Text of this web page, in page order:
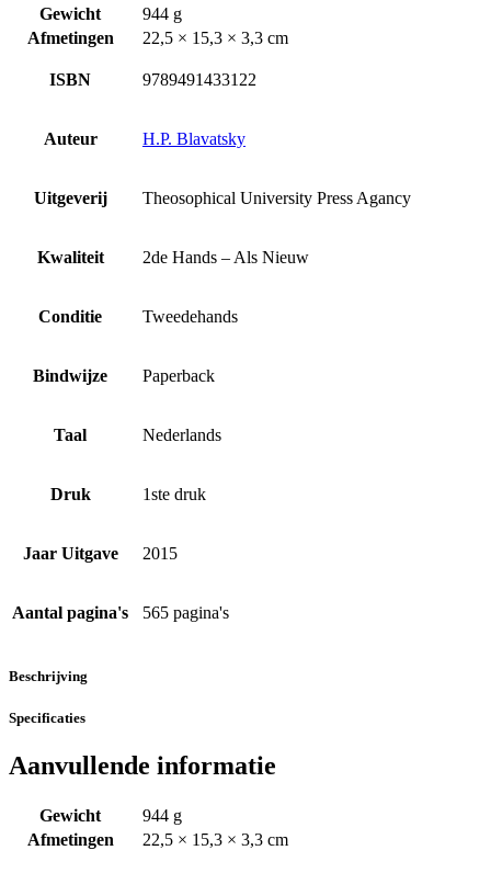
Gewicht
944 g
Afmetingen
22,5 × 15,3 × 3,3 cm
ISBN 9789491433122
Auteur H.P. Blavatsky
Uitgeverij Theosophical University Press Agancy
Kwaliteit 2de Hands – Als Nieuw
Conditie Tweedehands
Bindwijze Paperback
Taal Nederlands
Druk 1ste druk
Jaar Uitgave 2015
Aantal pagina's 565 pagina's
Beschrijving
Specificaties
Aanvullende informatie
Gewicht
944 g
Afmetingen
22,5 × 15,3 × 3,3 cm